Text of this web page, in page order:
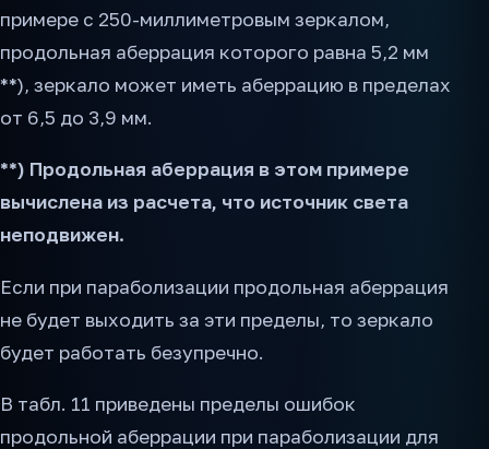
примере с 250-миллиметровым зеркалом,
продольная аберрация которого равна 5,2 мм
**), зеркало может иметь аберрацию в пределах
от 6,5 до 3,9 мм.
**) Продольная аберрация в этом примере
вычислена из расчета, что источник света
неподвижен.
Если при параболизации продольная аберрация
не будет выходить за эти пределы, то зеркало
будет работать безупречно.
В табл. 11 приведены пределы ошибок
продольной аберрации при параболизации для